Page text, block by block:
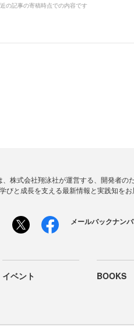
の記事の寄稿時点での内容です
、株式会社翔泳社が運営する、開発者
びと成長を支える最新情報と実践知をお
メールバックナン
イベント BOOKS